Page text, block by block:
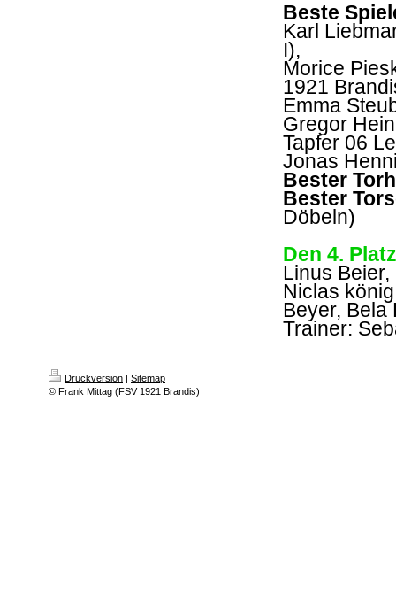
Beste
Karl
I),
Morice
1921
Emma
Gregor
Tapfer 06
Jonas
Bester
Bester
Döbeln)
Den 4.
Linus
Niclas
Beyer, Bela
Trainer:
Druckversion | Sitemap
© Frank Mittag (FSV 1921 Brandis)